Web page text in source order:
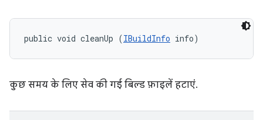
public void cleanUp (IBuildInfo info)
कुछ समय के लिए सेव की गई बिल्ड फ़ाइलें हटाएं.